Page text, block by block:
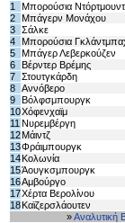
1
Μπορούσια Ντόρτμουντ
2
Μπάγερν Μονάχου
3 Σάλκε
4
Μπορούσια
5 Μπάγερ Λεβερκούζεν
6
Βέρντερ Βρέμης
7 Στουτγκάρδη
8 Αννόβερο
9 Βόλφσμπουργκ
10Χόφενχαϊμ
11 Νυρεμβέργη
12Μάιντζ
13Φράιμπουργκ
14Κολωνία
15Άουγκσμπουργκ
16Αμβούργο
17Χέρτα Βερολίνου
18Καϊζερσλάουτεν
»Αναλυτική